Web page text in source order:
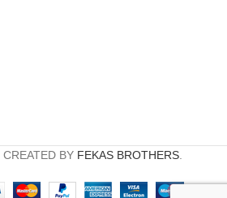
CREATED BY FEKAS BROTHERS.